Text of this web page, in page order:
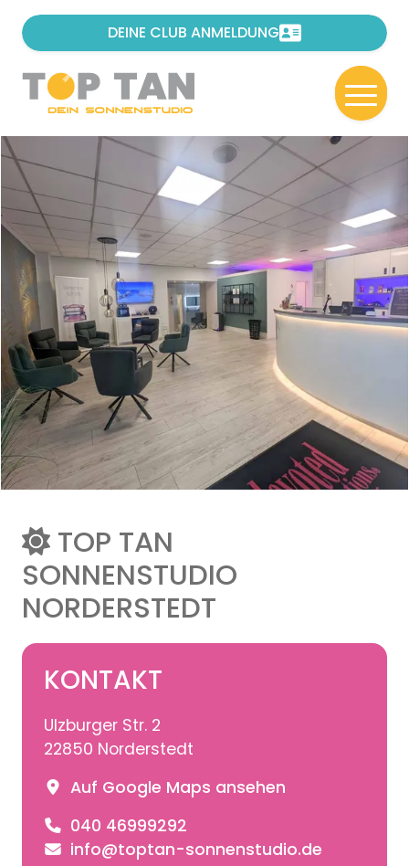
DEINE CLUB ANMELDUNG
TOP TAN
SONNENSTUDIO
NORDERSTEDT
KONTAKT
Ulzburger Str. 2
22850 Norderstedt
Auf Google Maps ansehen
040 46999292
info@toptan-sonnenstudio.de